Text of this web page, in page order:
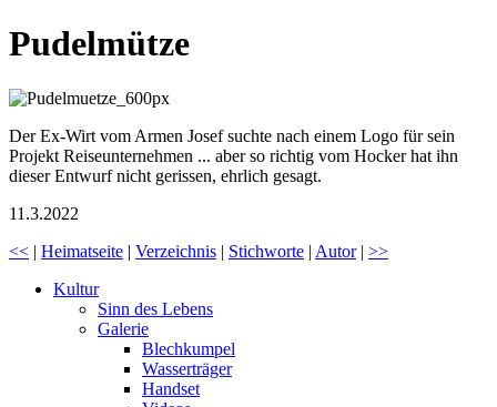
Pudelmütze
Der Ex-Wirt vom Armen Josef suchte nach einem Logo für sein
Projekt Reiseunternehmen ... aber so richtig vom Hocker hat ihn
dieser Entwurf nicht gerissen, ehrlich gesagt.
11.3.2022
<< | Heimatseite | Verzeichnis | Stichworte | Autor| >>
Kultur
Sinn des Lebens
Galerie
Blechkumpel
Wasserträger
Handset